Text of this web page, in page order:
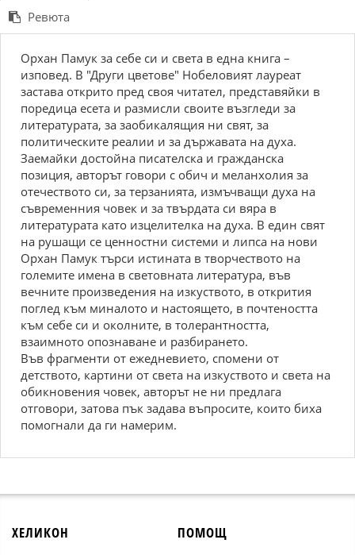
Ревюта
Орхан Памук за себе си и света в една книга –
изповед. В "Други цветове" Нобеловият лауреат
застава открито пред своя читател, представяйки в
поредица есета и размисли своите възгледи за
литературата, за заобикалящия ни свят, за
политическите реалии и за държавата на духа.
Заемайки достойна писателска и гражданска
позиция, авторът говори с обич и меланхолия за
отечеството си, за терзанията, измъчващи духа на
съвременния човек и за твърдата си вяра в
литературата като изцелителка на духа. В един свят
на рушащи се ценностни системи и липса на нови
Орхан Памук търси истината в творчеството на
големите имена в световната литература, във
вечните произведения на изкуството, в открития
поглед към миналото и настоящето, в почтеността
към себе си и околните, в толерантността,
взаимното опознаване и разбирането.
Във фрагменти от ежедневието, спомени от
детството, картини от света на изкуството и света на
обикновения човек, авторът не ни предлага
отговори, затова пък задава въпросите, които биха
помогнали да ги намерим.
ХЕЛИКОН ПОМОЩ